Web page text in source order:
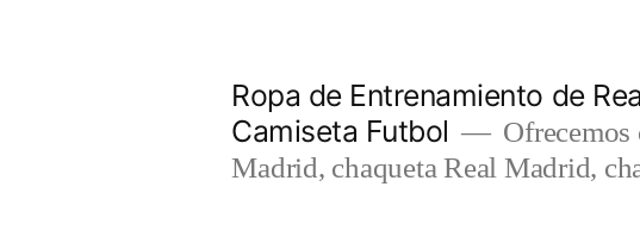
Ropa de Entrenamiento de
Camiseta Futbol
Madrid, chaqueta Real Madrid,